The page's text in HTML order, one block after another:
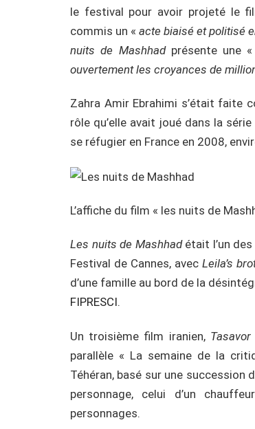
le festival pour avoir projeté le
commis un « acte biaisé et politisé
nuits de Mashhadprésente une «
ouvertement les croyances de
Zahra Amir Ebrahimi s’était faite
rôle qu’elle avait joué dans la série
se réfugier en France en 2008,
L’affiche du film « les nuits de
Les nuits de Mashhadétait l’un
Festival de Cannes, avec Leila’s
d’une famille au bord de la
FIPRESCI.
Un troisième film iranien,
parallèle « La semaine de la
Téhéran, basé sur une succession
personnage, celui d’un
personnages.